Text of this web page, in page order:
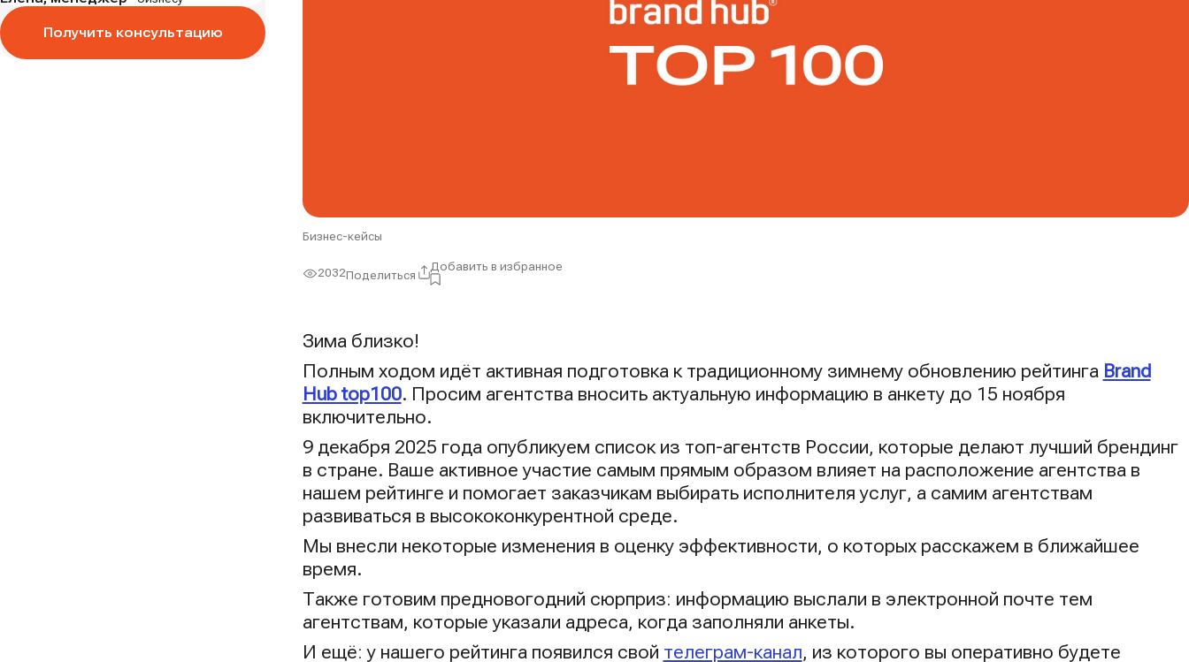
Получить консультацию
Бизнес-кейсы
Просмотры:
2032Поделиться
Добавить в избранное
Зима близко!
Полным ходом идёт активная подготовка к традиционному зимнему обновлению рейтинга Brand
Hub top100. Просим агентства вносить актуальную информацию в анкету до 15 ноября
включительно.
9 декабря 2025 года опубликуем список из топ-агентств России, которые делают лучший брендинг
в стране. Ваше активное участие самым прямым образом влияет на расположение агентства в
нашем рейтинге и помогает заказчикам выбирать исполнителя услуг, а самим агентствам
развиваться в высококонкурентной среде.
Мы внесли некоторые изменения в оценку эффективности, о которых расскажем в ближайшее
время.
Также готовим предновогодний сюрприз: информацию выслали в электронной почте тем
агентствам, которые указали адреса, когда заполняли анкеты.
И ещё: у нашего рейтинга появился свой телеграм-канал, из которого вы оперативно будете